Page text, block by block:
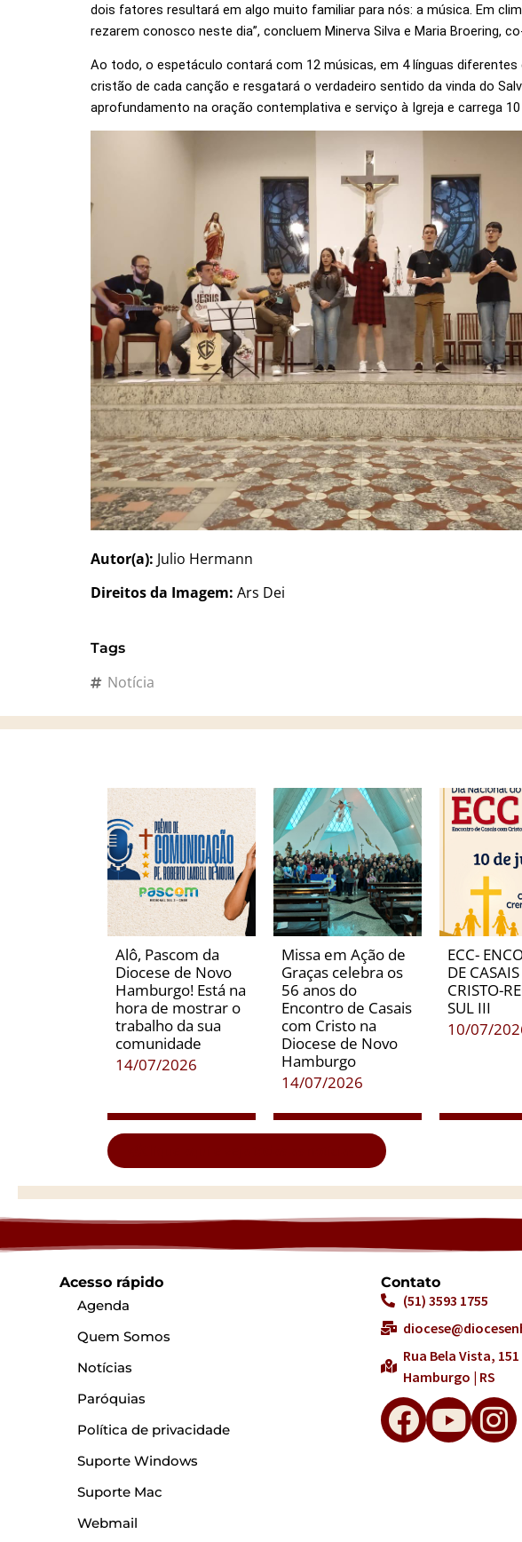
dois fatores resultará em algo muito familiar para nós: a música. Em
rezarem conosco neste dia”, concluem Minerva Silva e Maria Broering,
Ao todo, o espetáculo contará com 12 músicas, em 4 línguas
cristão de cada canção e resgatará o verdadeiro sentido da vinda do
aprofundamento na oração contemplativa e serviço à Igreja e carrega
Autor(a): Julio Hermann
Direitos da Imagem: Ars Dei
Tags
Notícia
Alô, Pascom da
Diocese de Novo
Hamburgo! Está na
hora de mostrar o
trabalho da sua
comunidade
14/07/2026
Missa em Ação de
Graças celebra os
56 anos do
Encontro de Casais
com Cristo na
Diocese de Novo
Hamburgo
14/07/2026
ECC-
DE
CRISTO-
SUL III
10/07/
Acesso rápido
Agenda
Quem Somos
Notícias
Paróquias
Política de privacidade
Suporte Windows
Suporte Mac
Webmail
Contato
(51) 3593 1755
Rua Bela Vista,
Hamburgo | RS